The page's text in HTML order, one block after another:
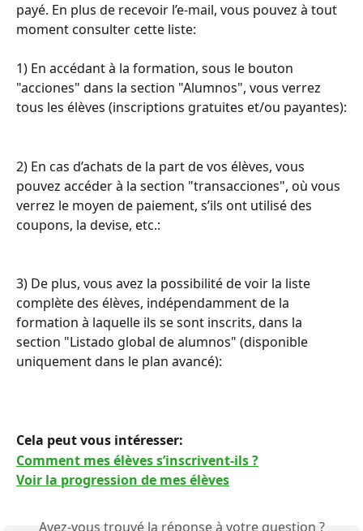
payé. En plus de recevoir l’e-mail, vous pouvez à tout
moment consulter cette liste:
1) En accédant à la formation, sous le bouton
"acciones" dans la section "Alumnos", vous verrez
tous les élèves (inscriptions gratuites et/ou payantes):
2) En cas d’achats de la part de vos élèves, vous
pouvez accéder à la section "transacciones", où vous
verrez le moyen de paiement, s’ils ont utilisé des
coupons, la devise, etc.:
3) De plus, vous avez la possibilité de voir la liste
complète des élèves, indépendamment de la
formation à laquelle ils se sont inscrits, dans la
section "Listado global de alumnos" (disponible
uniquement dans le plan avancé):
Cela peut vous intéresser:
Comment mes élèves s’inscrivent-ils ?
Voir la progression de mes élèves
Avez-vous trouvé la réponse à votre question ?